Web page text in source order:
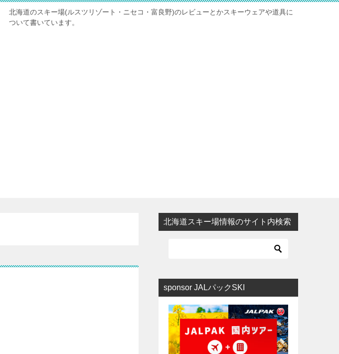
北海道のスキー場(ルスツリゾート・ニセコ・富良野)のレビューとかスキーウェアや道具に
ついて書いています。
北海道スキー場情報のサイト内検索
sponsor JALパックSKI